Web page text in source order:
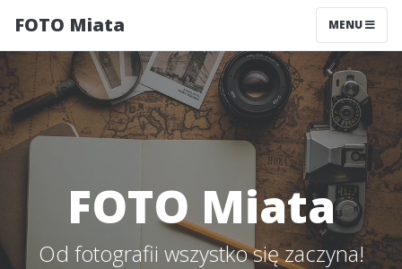
FOTO Miata MENU
FOTO Miata
Od fotografii wszystko się zaczyna!